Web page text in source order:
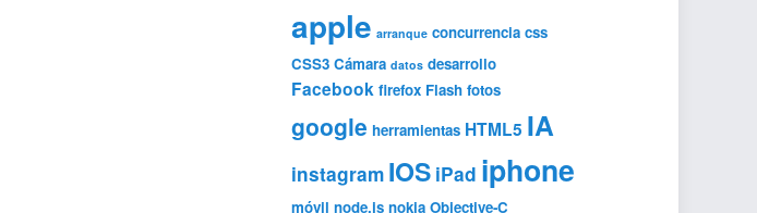
apple arranque concurrencia css
CSS3 Cámara datos desarrollo
Facebook firefox Flash fotos
google herramientas HTML5 IA
instagram IOS iPad iphone
móvil node.js nokia Objective-C